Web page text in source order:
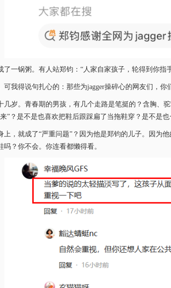
了一锅粥。有人站郑钧：“人家自家孩子，轮得到你
可我得说句扎心的：那些为jagger操碎心的网友们，
几岁。青春期的男孩，有几个走路是笔挺的？含胸、
”？是不是也喜欢把鞋后跟踩扁了当拖鞋穿？是不是
上，就成了“严重问题”？因为他是郑钧的儿子。因为
？你不会。你连看都懒得看。